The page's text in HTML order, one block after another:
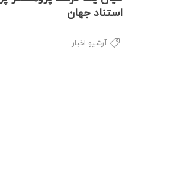
استناد جهان
آرشیو اخبار